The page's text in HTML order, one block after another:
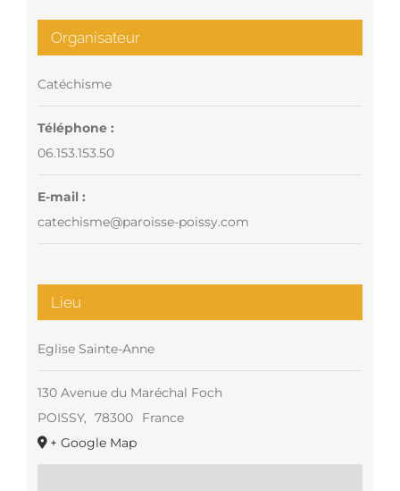
Organisateur
Catéchisme
Téléphone :
06.153.153.50
E-mail :
catechisme@paroisse-poissy.com
Lieu
Eglise Sainte-Anne
130 Avenue du Maréchal Foch
POISSY, 78300
France
+ Google Map